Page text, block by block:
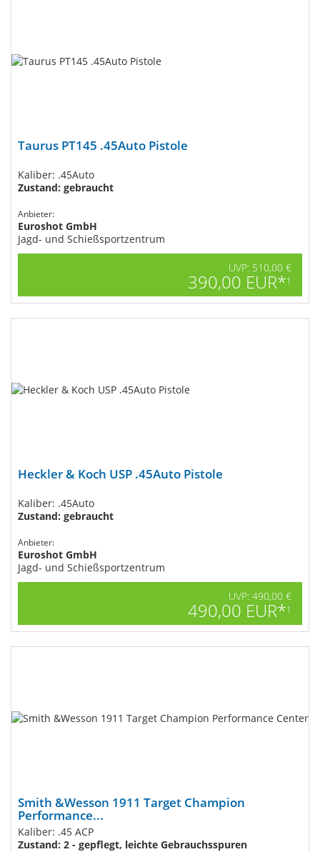
Taurus PT145​ .45Auto Pistole
Kaliber: .45Auto
Zustand: gebraucht
Anbieter:
Euroshot GmbH
Jagd- und Schießsportzentrum
UVP: 510,00 €
390,00 EUR*1
Heckler & Koch USP​ .45Auto Pistole
Kaliber: .45Auto
Zustand: gebraucht
Anbieter:
Euroshot GmbH
Jagd- und Schießsportzentrum
UVP: 490,00 €
490,00 EUR*1
Smith &Wesson 1911 Target Champion
Performance...
Kaliber: .45 ACP
Zustand: 2 - gepflegt, leichte Gebrauchsspuren